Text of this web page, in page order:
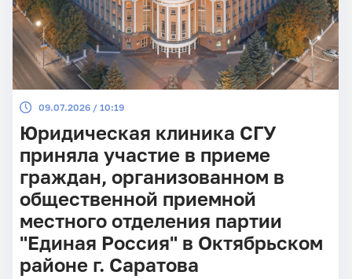
09.07.2026 / 10:19
Юридическая клиника СГУ
приняла участие в приеме
граждан, организованном в
общественной приемной
местного отделения партии
"Единая Россия" в Октябрьском
районе г. Саратова